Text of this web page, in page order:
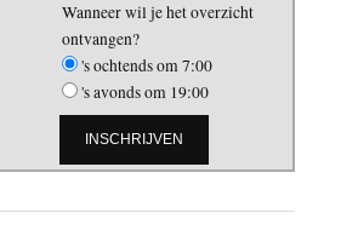
Wanneer wil je het overzicht
ontvangen?
's ochtends om 7:00
's avonds om 19:00